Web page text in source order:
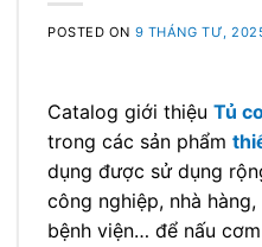
POSTED ON 9 THÁNG TƯ,
Catalog giới thiệu Tủ
trong các sản phẩm
dụng được sử dụng
công nghiệp, nhà
bệnh viện… để nấu